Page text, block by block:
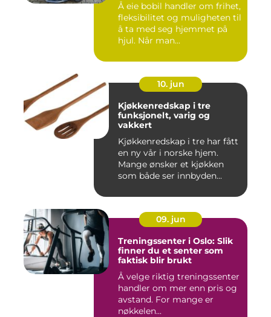
Å eie bobil handler om frihet,
fleksibilitet og muligheten til
å ta med seg hjemmet på
hjul. Når man...
10. jun
Kjøkkenredskap i tre
funksjonelt, varig og
vakkert
Kjøkkenredskap i tre har fått
en ny vår i norske hjem.
Mange ønsker et kjøkken
som både ser innbyden...
09. jun
Treningssenter i Oslo: Slik
finner du et senter som
faktisk blir brukt
Å velge riktig treningssenter
handler om mer enn pris og
avstand. For mange er
nøkkelen...